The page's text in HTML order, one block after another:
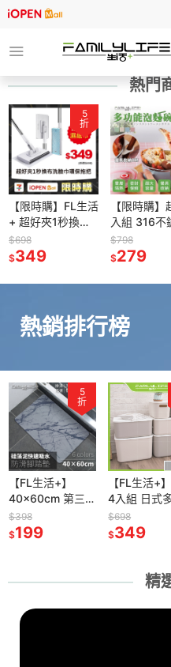
熱門
5
折
【限時購】FL生活
+ 超好夾1秒換布
洗臉巾環保拖把
送8抽8包濕紙巾
$698
$349
【限時購】
入組 316不
蓋隔熱碗
送湯叉匙 不
碗
$798
$279
熱銷排行榜
5
折
【FL生活+】
40x60cm 第三代
奈米硅藻泥速乾
吸水防滑地墊 硅
$398
$199
【FL生活+
4入組 日式
可疊加 附蓋
箱 內衣收納
$698
$349
精